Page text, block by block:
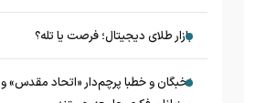
بازار طلای دیجیتال؛ فرصت یا تله؟
نخبگان و خطبا پرچم‌دار «اتحاد مقدس» و